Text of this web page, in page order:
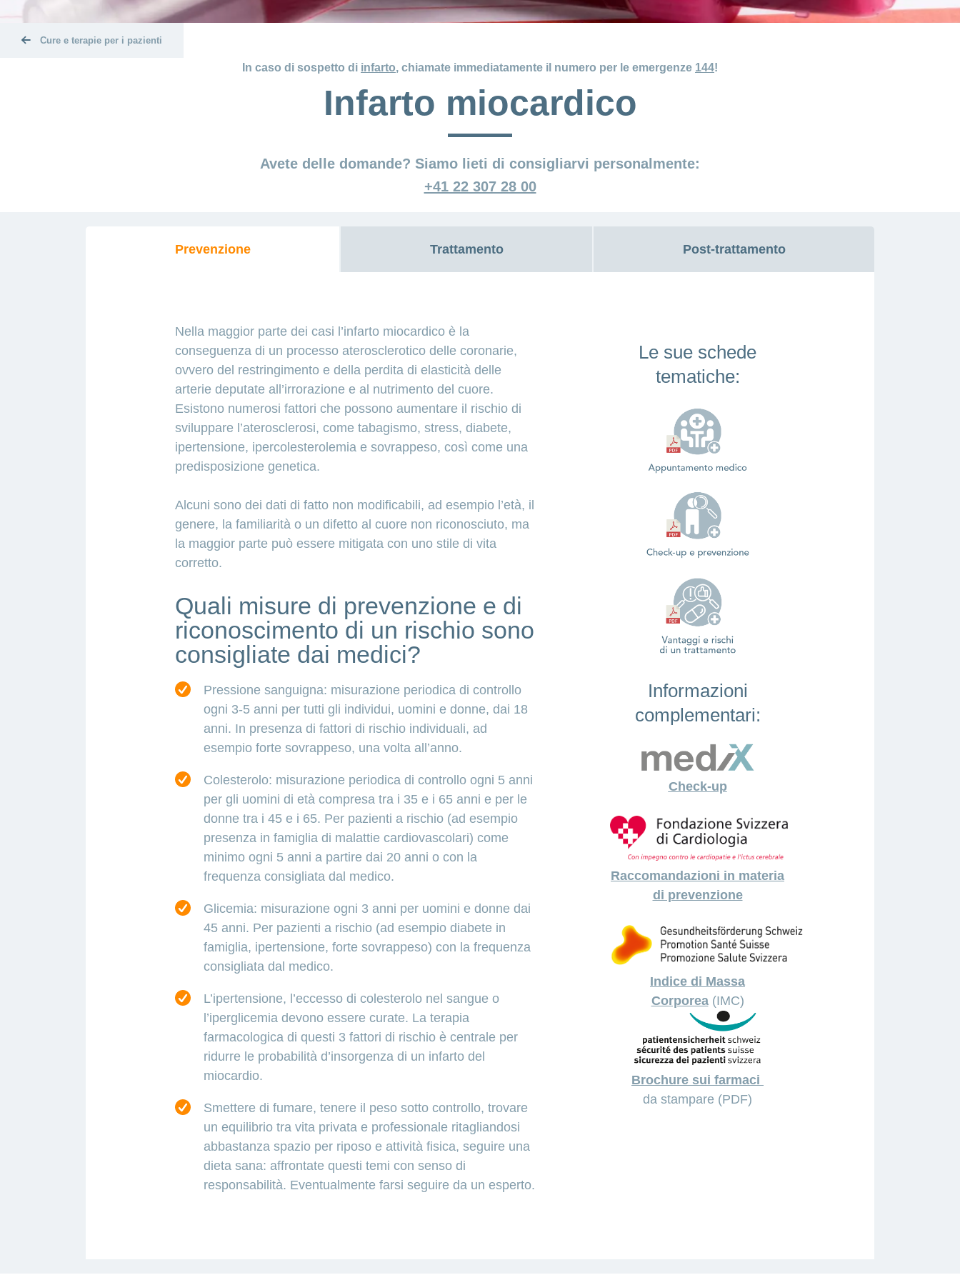
Cure e terapie per i pazienti
In caso di sospetto di infarto, chiamate immediatamente il numero per le emergenze 144!
Infarto miocardico
Avete delle domande? Siamo lieti di consigliarvi personalmente:
+41 22 307 28 00
Prevenzione Trattamento Post-trattamento
Nella maggior parte dei casi l’infarto miocardico è la
conseguenza di un processo aterosclerotico delle coronarie,
ovvero del restringimento e della perdita di elasticità delle
arterie deputate all’irrorazione e al nutrimento del cuore.
Esistono numerosi fattori che possono aumentare il rischio di
sviluppare l’aterosclerosi, come tabagismo, stress, diabete,
ipertensione, ipercolesterolemia e sovrappeso, così come una
predisposizione genetica.
Alcuni sono dei dati di fatto non modificabili, ad esempio l’età, il
genere, la familiarità o un difetto al cuore non riconosciuto, ma
la maggior parte può essere mitigata con uno stile di vita
corretto.
Quali misure di prevenzione e di
riconoscimento di un rischio sono
consigliate dai medici?
Pressione sanguigna: misurazione periodica di controllo
ogni 3-5 anni per tutti gli individui, uomini e donne, dai 18
anni. In presenza di fattori di rischio individuali, ad
esempio forte sovrappeso, una volta all’anno.
Colesterolo: misurazione periodica di controllo ogni 5 anni
per gli uomini di età compresa tra i 35 e i 65 anni e per le
donne tra i 45 e i 65. Per pazienti a rischio (ad esempio
presenza in famiglia di malattie cardiovascolari) come
minimo ogni 5 anni a partire dai 20 anni o con la
frequenza consigliata dal medico.
Glicemia: misurazione ogni 3 anni per uomini e donne dai
45 anni. Per pazienti a rischio (ad esempio diabete in
famiglia, ipertensione, forte sovrappeso) con la frequenza
consigliata dal medico.
L’ipertensione, l’eccesso di colesterolo nel sangue o
l’iperglicemia devono essere curate. La terapia
farmacologica di questi 3 fattori di rischio è centrale per
ridurre le probabilità d’insorgenza di un infarto del
miocardio.
Smettere di fumare, tenere il peso sotto controllo, trovare
un equilibrio tra vita privata e professionale ritagliandosi
abbastanza spazio per riposo e attività fisica, seguire una
dieta sana: affrontate questi temi con senso di
responsabilità. Eventualmente farsi seguire da un esperto.
Le sue schede
tematiche:
Informazioni
complementari:
Check-up
Raccomandazioni in materia
di prevenzione
Indice di Massa
Corporea(IMC)
Brochure sui farmaci
da stampare (PDF)